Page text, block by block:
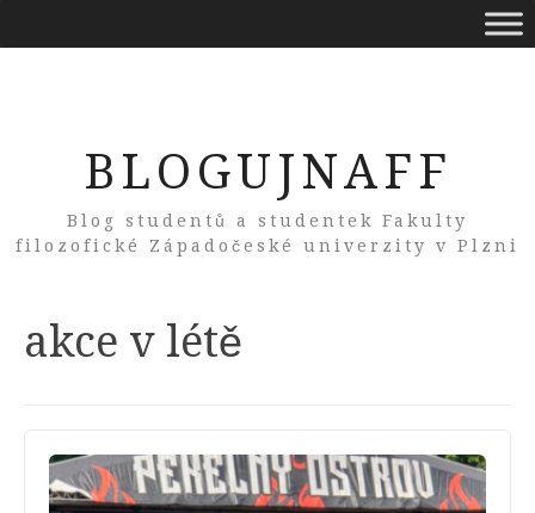
BLOGUJNAFF
Blog studentů a studentek Fakulty
filozofické Západočeské univerzity v Plzni
Tag:
akce v létě